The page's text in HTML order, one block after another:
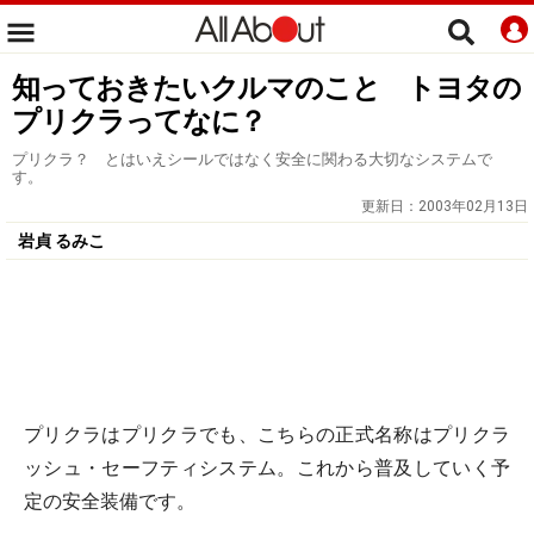
知っておきたいクルマのこと トヨタの
プリクラってなに？
プリクラ？ とはいえシールではなく安全に関わる大切なシステムで
す。
更新日： 2003年02月13日
岩貞 るみこ
プリクラはプリクラでも、こちらの正式名称はプリクラ
ッシュ・セーフティシステム。これから普及していく予
定の安全装備です。